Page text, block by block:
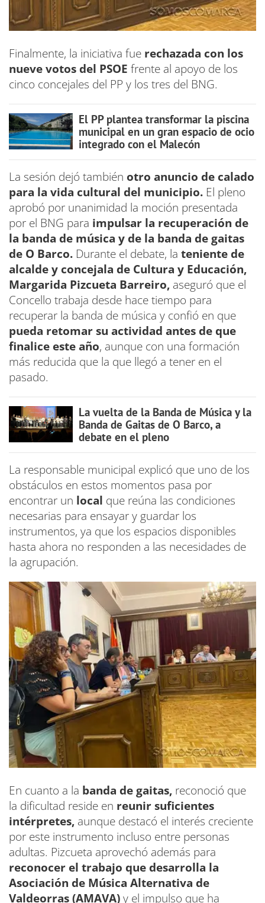
Finalmente, la iniciativa fue rechazada con los
nueve votos del PSOE frente al apoyo de los
cinco concejales del PP y los tres del BNG.
El PP plantea transformar la piscina
municipal en un gran espacio de ocio
integrado con el Malecón
La sesión dejó también otro anuncio de calado
para la vida cultural del municipio. El pleno
aprobó por unanimidad la moción presentada
por el BNG para impulsar la recuperación de
la banda de música y de la banda de gaitas
de O Barco. Durante el debate, la teniente de
alcalde y concejala de Cultura y Educación,
Margarida Pizcueta Barreiro, aseguró que el
Concello trabaja desde hace tiempo para
recuperar la banda de música y confió en que
pueda retomar su actividad antes de que
finalice este año, aunque con una formación
más reducida que la que llegó a tener en el
pasado.
La vuelta de la Banda de Música y la
Banda de Gaitas de O Barco, a
debate en el pleno
La responsable municipal explicó que uno de los
obstáculos en estos momentos pasa por
encontrar un local que reúna las condiciones
necesarias para ensayar y guardar los
instrumentos, ya que los espacios disponibles
hasta ahora no responden a las necesidades de
la agrupación.
En cuanto a la banda de gaitas, reconoció que
la dificultad reside en reunir suficientes
intérpretes, aunque destacó el interés creciente
por este instrumento incluso entre personas
adultas. Pizcueta aprovechó además para
reconocer el trabajo que desarrolla la
Asociación de Música Alternativa de
Valdeorras (AMAVA)y el impulso que ha